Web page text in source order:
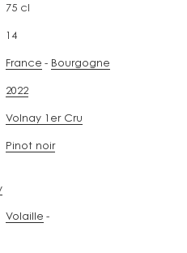
75 cl
14
France Bourgogne
2022
Volnay 1er Cru
Pinot noir
Volaille